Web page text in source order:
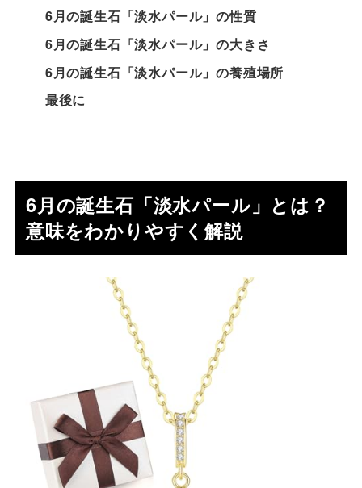
6月の誕生石「淡水パール」の性質
6月の誕生石「淡水パール」の大きさ
6月の誕生石「淡水パール」の養殖場所
最後に
6月の誕生石「淡水パール」とは？
意味をわかりやすく解説